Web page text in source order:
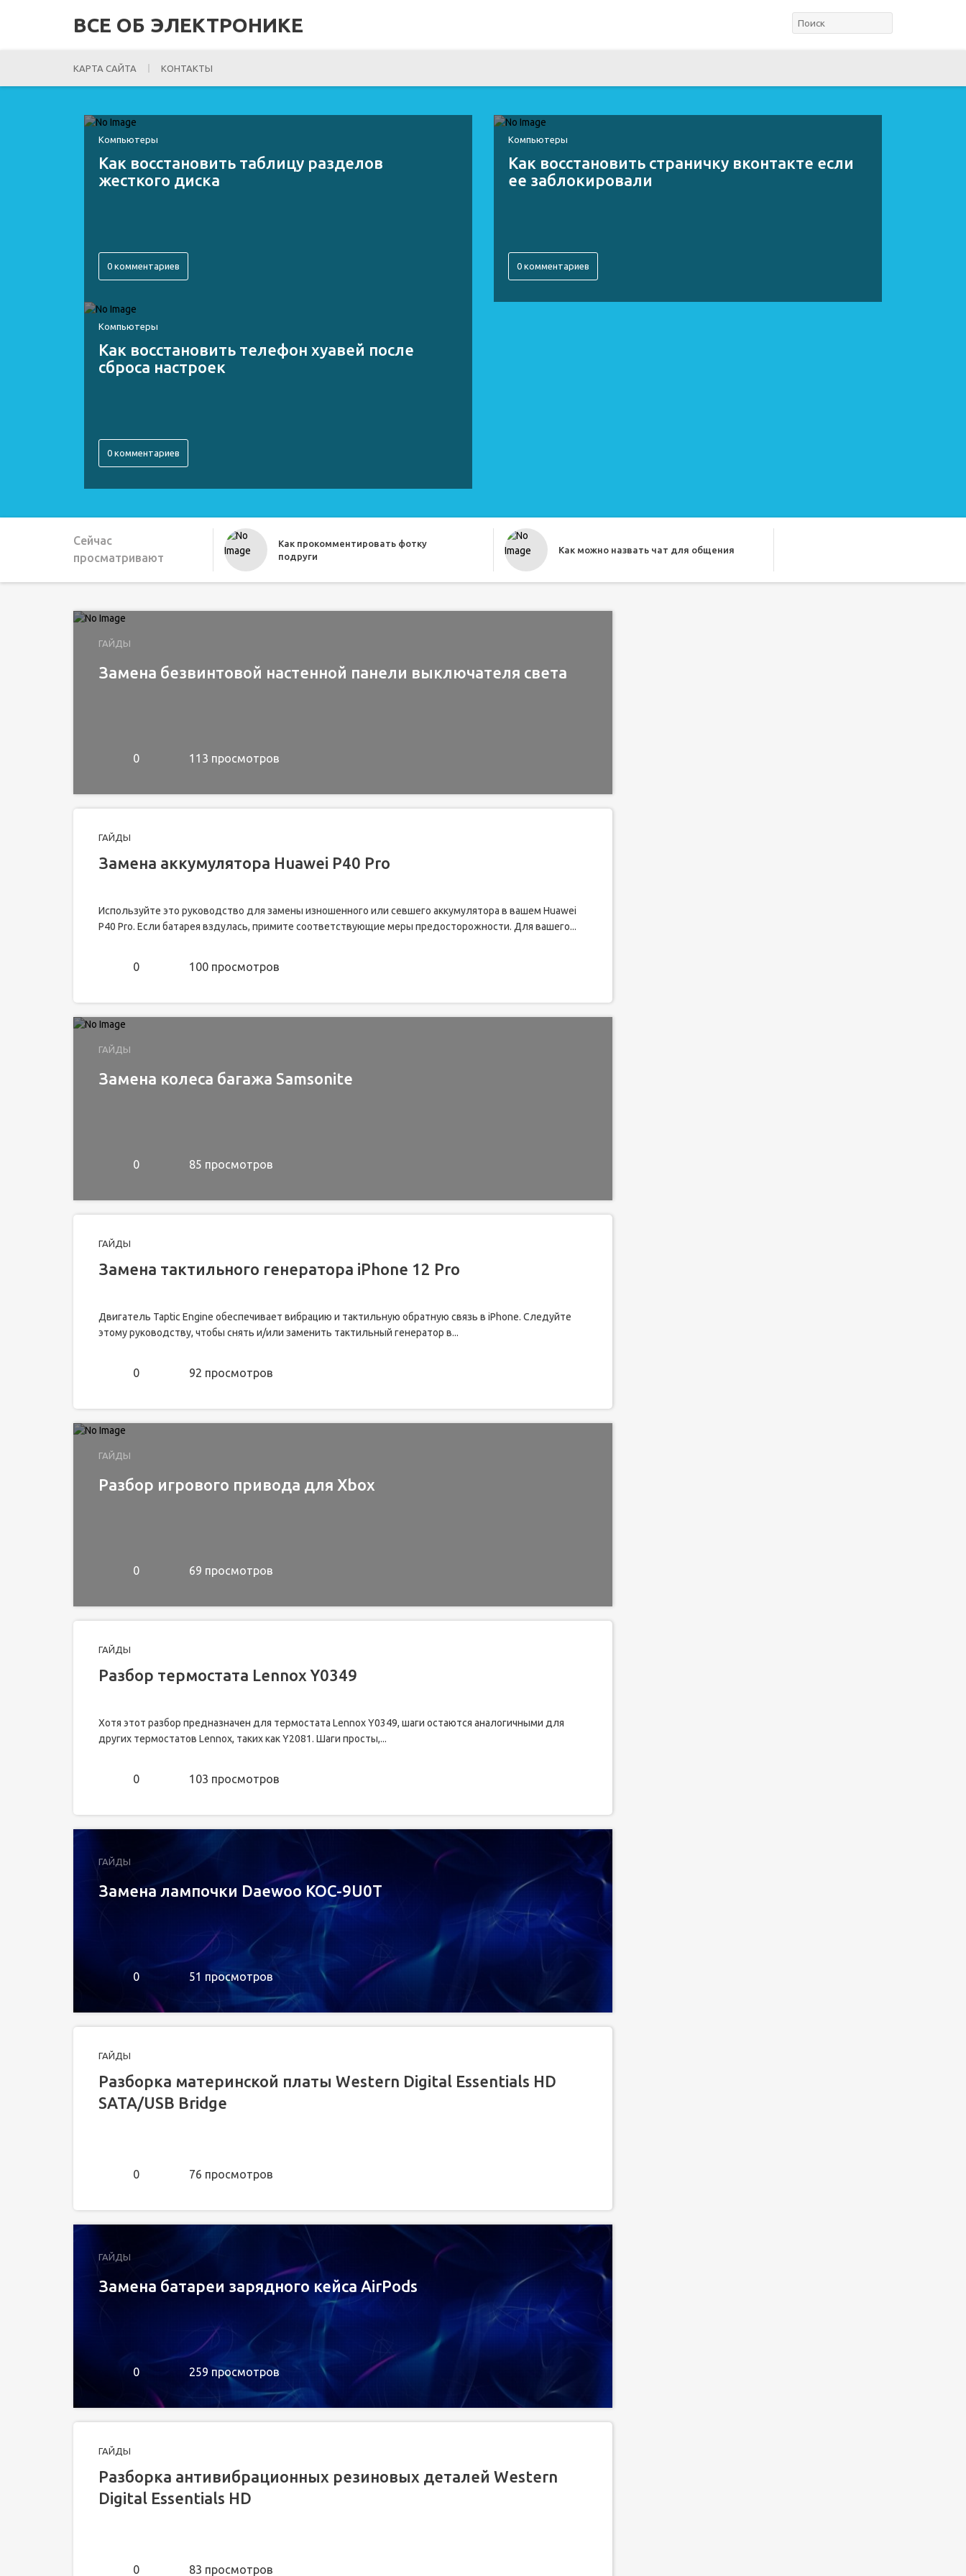
ВСЕ ОБ ЭЛЕКТРОНИКЕ
КАРТА САЙТА КОНТАКТЫ
Компьютеры
Как восстановить таблицу разделов
жесткого диска
0 комментариев
Компьютеры
Как восстановить страничку вконтакте если
ее заблокировали
0 комментариев
Компьютеры
Как восстановить телефон хуавей после
сброса настроек
0 комментариев
Сейчас
просматривают
Как прокомментировать фотку
подруги
Как можно назвать чат для общения
ГАЙДЫ
Замена безвинтовой настенной панели выключателя света
0 113 просмотров
ГАЙДЫ
Замена аккумулятора Huawei P40 Pro
Используйте это руководство для замены изношенного или севшего аккумулятора в вашем Huawei
P40 Pro. Если батарея вздулась, примите соответствующие меры предосторожности. Для вашего...
0 100 просмотров
ГАЙДЫ
Замена колеса багажа Samsonite
0 85 просмотров
ГАЙДЫ
Замена тактильного генератора iPhone 12 Pro
Двигатель Taptic Engine обеспечивает вибрацию и тактильную обратную связь в iPhone. Следуйте
этому руководству, чтобы снять и/или заменить тактильный генератор в...
0 92 просмотров
ГАЙДЫ
Разбор игрового привода для Xbox
0 69 просмотров
ГАЙДЫ
Разбор термостата Lennox Y0349
Хотя этот разбор предназначен для термостата Lennox Y0349, шаги остаются аналогичными для
других термостатов Lennox, таких как Y2081. Шаги просты,...
0 103 просмотров
ГАЙДЫ
Замена лампочки Daewoo KOC-9U0T
0 51 просмотров
ГАЙДЫ
Разборка материнской платы Western Digital Essentials HD
SATA/USB Bridge
0 76 просмотров
ГАЙДЫ
Замена батареи зарядного кейса AirPods
0 259 просмотров
ГАЙДЫ
Разборка антивибрационных резиновых деталей Western
Digital Essentials HD
0 83 просмотров